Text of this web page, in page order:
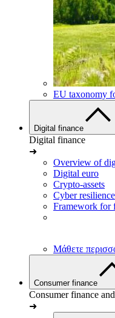
EU taxonomy
Digital finance
Digital finance
➜
Overview of
Digital euro
Crypto-assets
Cyber resilience
Framework for
Μάθετε
Consumer finance
Consumer finance
➜